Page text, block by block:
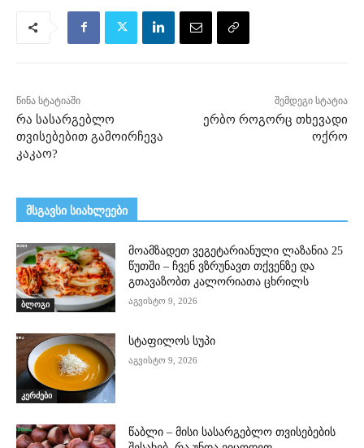
წინა სტატიაში
რა სასარგებლო
თვისებებით გამოირჩევა
კაკაო?
შემდეგი სტატია
ერბო როგორც თხევადი
ოქრო
მსგავსი სიახლეები
ბლოგი
მოამზადეთ ვეგეტარიანული ლაზანია 25
წუთში – ჩვენ ვზრუნავთ თქვენზე და
გთავაზობთ კალორიათა ცხრილს
აგვისტო 9, 2026
კერძები
სტაფილოს სუპი
აგვისტო 9, 2026
წაბლი – მისი სასარგებლო თვისებების